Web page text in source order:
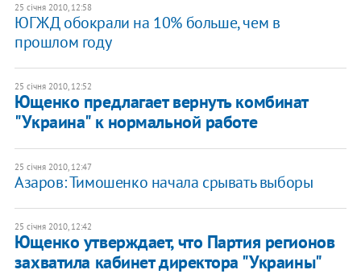
25 січня 2010, 12:58
ЮГЖД обокрали на 10% больше, чем в
прошлом году
25 січня 2010, 12:52
Ющенко предлагает вернуть комбинат
"Украина" к нормальной работе
25 січня 2010, 12:47
Азаров: Тимошенко начала срывать выборы
25 січня 2010, 12:42
Ющенко утверждает, что Партия регионов
захватила кабинет директора "Украины"